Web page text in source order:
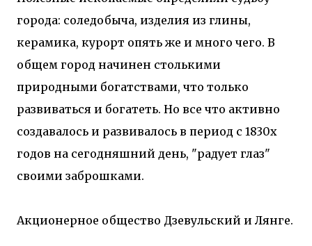
города: соледобыча, изделия из глины,
керамика, курорт опять же и много чего. В
общем город начинен столькими
природными богатствами, что только
развиваться и богатеть. Но все что активно
создавалось и развивалось в период с 1830х
годов на сегодняшний день, "радует глаз"
своими заброшками.
Акционерное общество Дзевульский и Лянге.